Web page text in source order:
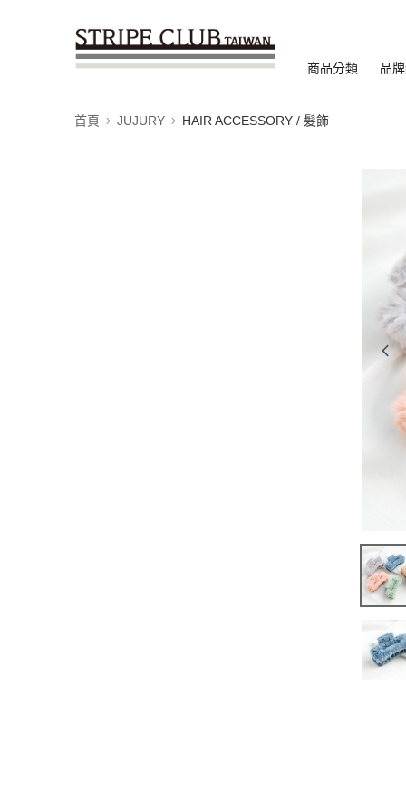
商品分類 品
首頁 JUJURY HAIR ACCESSORY / 髮飾